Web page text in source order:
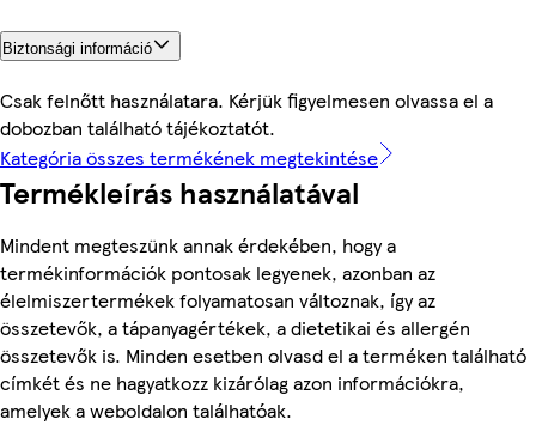
Biztonsági információ
Csak felnőtt használatara. Kérjük figyelmesen olvassa el a
dobozban található tájékoztatót.
Kategória összes termékének megtekintése
Termékleírás használatával
Mindent megteszünk annak érdekében, hogy a
termékinformációk pontosak legyenek, azonban az
élelmiszertermékek folyamatosan változnak, így az
összetevők, a tápanyagértékek, a dietetikai és allergén
összetevők is. Minden esetben olvasd el a terméken található
címkét és ne hagyatkozz kizárólag azon információkra,
amelyek a weboldalon találhatóak.